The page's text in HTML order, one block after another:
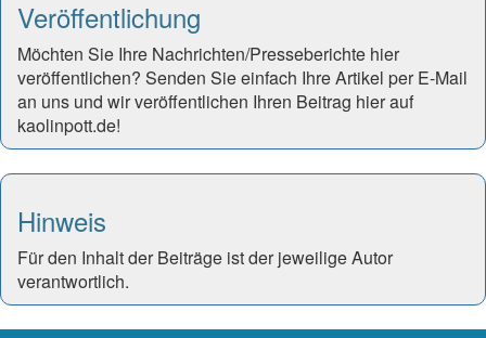
Veröffentlichung
Möchten Sie Ihre Nachrichten/Presseberichte hier
veröffentlichen? Senden Sie einfach Ihre Artikel per E-Mail
an uns und wir veröffentlichen Ihren Beitrag hier auf
kaolinpott.de!
Hinweis
Für den Inhalt der Beiträge ist der jeweilige Autor
verantwortlich.